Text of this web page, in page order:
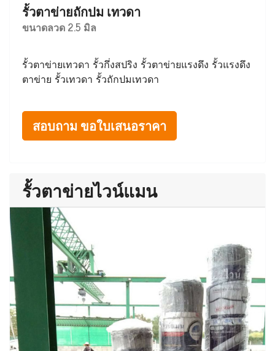
รั้วตาข่ายถักปม เทวดา
ขนาดลวด 2.5 มิล
รั้วตาข่ายเทวดา รั้วกึ่งสปริง รั้วตาข่ายแรงดึง รั้วแรงดึง
ตาข่าย รั้วเทวดา รั้วถักปมเทวดา
สอบถาม ขอใบเสนอราคา
รั้วตาข่ายไวน์แมน